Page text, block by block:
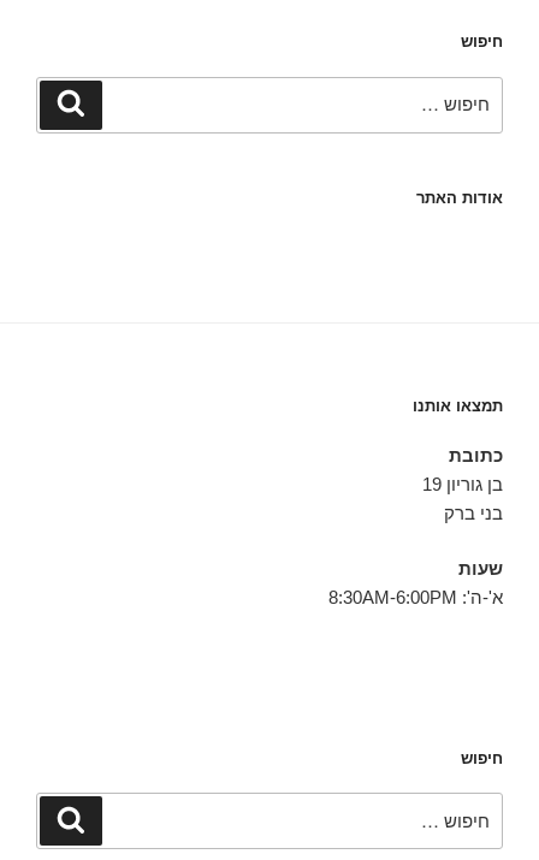
חיפוש
חיפוש
אודות האתר
תמצאו אותנו
כתובת
בן גוריון 19
בני ברק
שעות
א'-ה': 8:30AM-6:00PM
חיפוש
חיפוש